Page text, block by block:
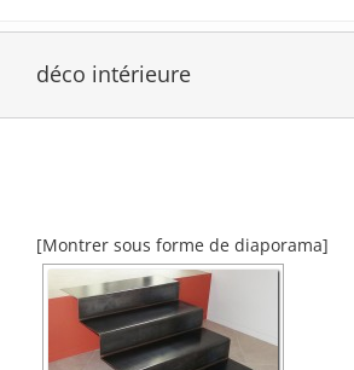
déco intérieure
[Montrer sous forme de diaporama]